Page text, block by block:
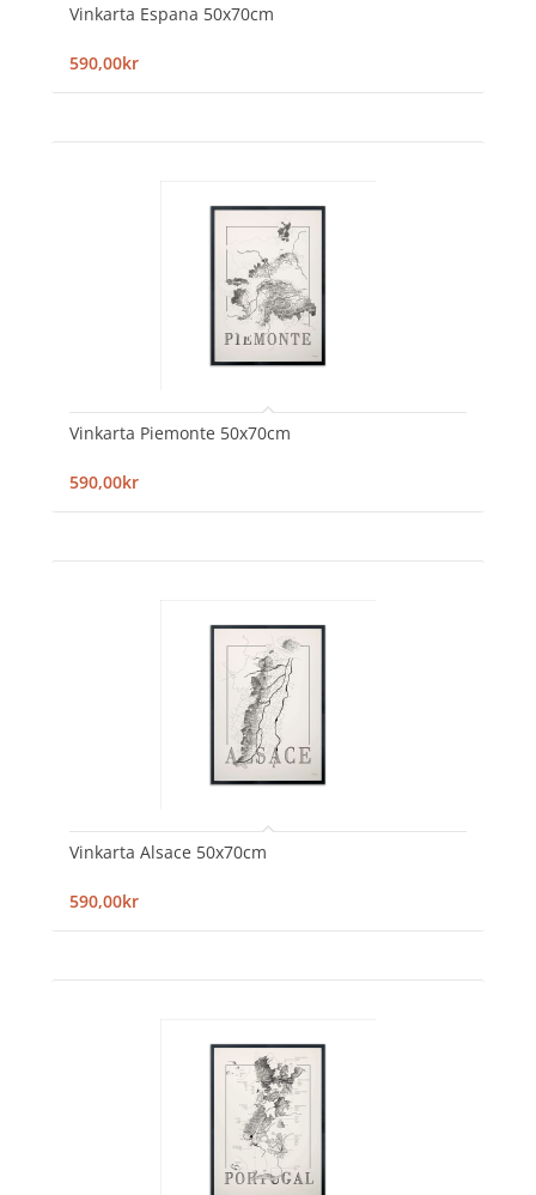
Vinkarta Espana 50x70cm
590,00kr
Vinkarta Piemonte 50x70cm
590,00kr
Vinkarta Alsace 50x70cm
590,00kr